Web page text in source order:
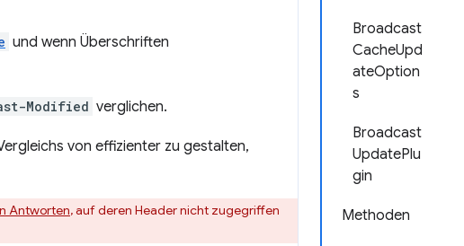
Broadcast
CacheUpd
ateOption
s
Broadcast
UpdatePlu
gin
Methoden
und wenn Überschriften
Modified verglichen.
von effizienter zu gestalten,
Antworten, auf deren Header nicht zugegriffen